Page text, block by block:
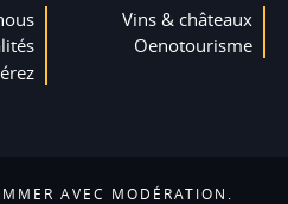
Vins & châteaux
Oenotourisme
AVEC MODÉRATION.